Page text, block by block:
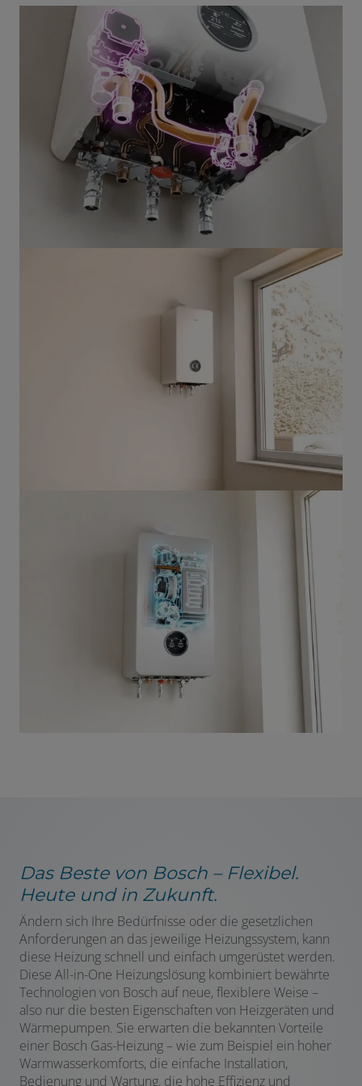
Das Beste von Bosch – Flexibel.
Heute und in Zukunft.
Ändern sich Ihre Bedürfnisse oder die gesetzlichen
Anforderungen an das jeweilige Heizungssystem, kann
diese Heizung schnell und einfach umgerüstet werden.
Diese All-in-One Heizungslösung kombiniert bewährte
Technologien von Bosch auf neue, flexiblere Weise –
also nur die besten Eigenschaften von Heizgeräten und
Wärmepumpen. Sie erwarten die bekannten Vorteile
einer Bosch Gas-Heizung – wie zum Beispiel ein hoher
Warmwasserkomforts, die einfache Installation,
Bedienung und Wartung, die hohe Effizienz und